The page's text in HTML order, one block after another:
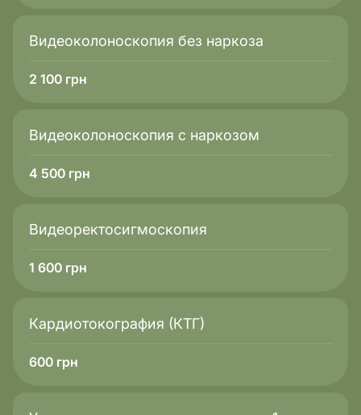
Видеоколоноскопия без наркоза
2 100 грн
Видеоколоноскопия с наркозом
4 500 грн
Видеоректосигмоскопия
1 600 грн
Кардиотокография (КТГ)
600 грн